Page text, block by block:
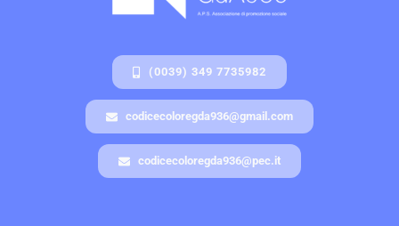
(0039) 349 7735982
codicecoloregda936@gmail.com
codicecoloregda936@pec.it